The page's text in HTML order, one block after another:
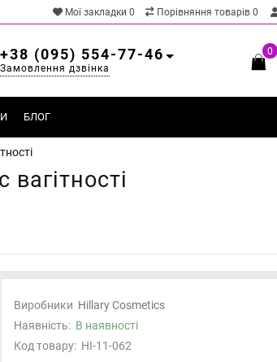
Мої закладки 0 Порівняння товарів 0
0
+38 (095) 554-77-46
Замовлення дзвінка
БЛОГ
Виробники Hillary Cosmetics
Наявність: В наявності
Код товару: HI-11-062